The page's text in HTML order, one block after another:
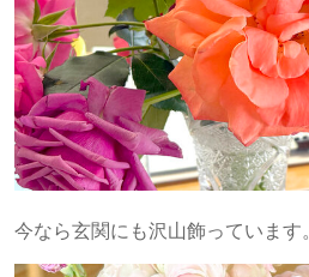
今なら玄関にも沢山飾っています。